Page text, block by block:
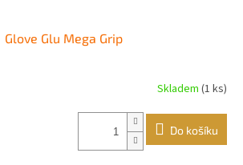
Glove Glu Mega Grip
Skladem(1 ks)
Do košíku